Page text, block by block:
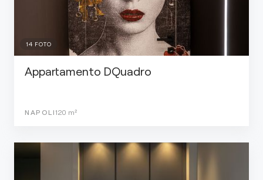
14 FOTO
Appartamento DQuadro
NAPOLI120 m²